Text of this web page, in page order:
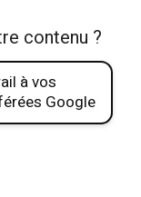
contenu ?
à vos
Google